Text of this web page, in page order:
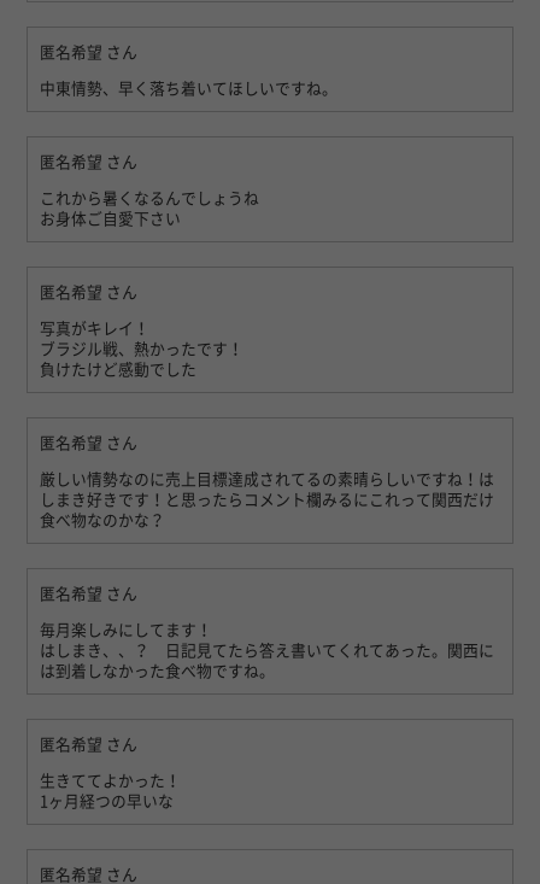
匿名希望 さん
中東情勢、早く落ち着いてほしいですね。
匿名希望 さん
これから暑くなるんでしょうね
お身体ご自愛下さい
匿名希望 さん
写真がキレイ！
ブラジル戦、熱かったです！
負けたけど感動でした
匿名希望 さん
厳しい情勢なのに売上目標達成されてるの素晴らしいですね！は
しまき好きです！と思ったらコメント欄みるにこれって関西だけ
食べ物なのかな？
匿名希望 さん
毎月楽しみにしてます！
はしまき、、？ 日記見てたら答え書いてくれてあった。関西に
は到着しなかった食べ物ですね。
匿名希望 さん
生きててよかった！
1ヶ月経つの早いな
匿名希望 さん